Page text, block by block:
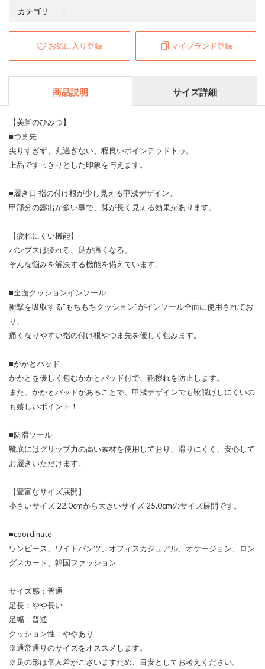
カテゴリ
：
お気に入り登録 マイブランド登録
商品説明 サイズ詳細
【美脚のひみつ】
■つま先
尖りすぎず、丸過ぎない、程良いポインテッドトゥ。
上品ですっきりとした印象を与えます。
■履き口 指の付け根が少し見える甲浅デザイン。
甲部分の露出が多い事で、脚が長く見える効果があります。
【疲れにくい機能】
パンプスは疲れる、足が痛くなる。
そんな悩みを解決する機能を備えています。
■全面クッションインソール
衝撃を吸収する"もちもちクッション"がインソール全面に使用されてお
り、
痛くなりやすい指の付け根やつま先を優しく包みます。
■かかとパッド
かかとを優しく包むかかとパッド付で、靴擦れを防止します。
また、かかとパッドがあることで、甲浅デザインでも靴脱げしにくいの
も嬉しいポイント！
■防滑ソール
靴底にはグリップ力の高い素材を使用しており、滑りにくく、安心して
お履きいただけます。
【豊富なサイズ展開】
小さいサイズ 22.0cmから大きいサイズ 25.0cmのサイズ展開です。
■coordinate
ワンピース、ワイドパンツ、オフィスカジュアル、オケージョン、ロン
グスカート、韓国ファッション
サイズ感：普通
足長：やや長い
足幅：普通
クッション性：ややあり
※通常通りのサイズをオススメします。
※足の形は個人差がございますため、目安としてお考えください。